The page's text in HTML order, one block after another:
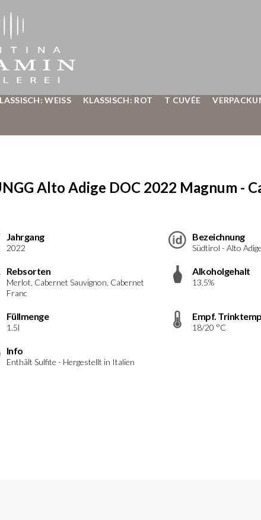
WEISS KLASSISCH: ROT T CUVÉE
Alto Adige DOC 2022 Magnum -
Jahrgang
2022
Bezeichnung
Südtirol - Alto
Rebsorten
Merlot, Cabernet Sauvignon, Cabernet
Franc
Alkoholgehalt
13.5%
Füllmenge
1.5l
Empf.
18/20 °C
Info
Enthält Sulfite - Hergestellt in Italien